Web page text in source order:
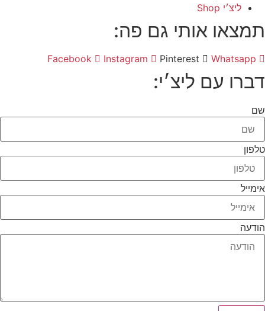
ליצ׳י Shop
תמצאו אותי גם פה:
Facebook Instagram Pinterest Whatsapp
דברו עם ליצ׳י:
שם
טלפון
אימייל
הודעה